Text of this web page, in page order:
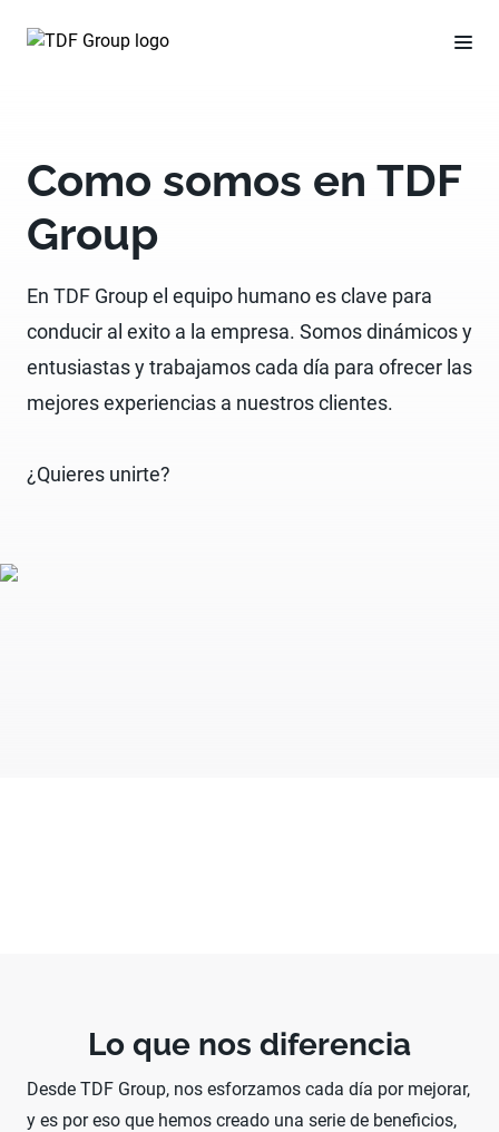
Como somos en TDF
Group
En TDF Group el equipo humano es clave para
conducir al exito a la empresa. Somos dinámicos y
entusiastas y trabajamos cada día para ofrecer las
mejores experiencias a nuestros clientes.
¿Quieres unirte?
Lo que nos diferencia
Desde TDF Group, nos esforzamos cada día por mejorar,
y es por eso que hemos creado una serie de beneficios,